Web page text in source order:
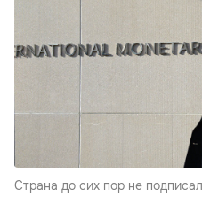
Cтрана до сих пор не